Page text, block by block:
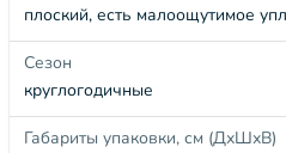
плоский, есть малоощутимое
Сезон
круглогодичные
Габариты упаковки, см (ДхШхВ)